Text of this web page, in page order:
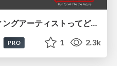
【CEDEC2025】ライティングアーティストってどんな仕事？
PRO 1 2.3k